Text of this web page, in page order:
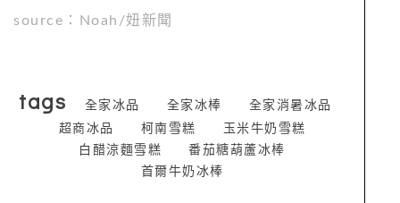
source：Noah/妞新聞
tags 全家冰品 全家冰棒
全家消暑冰品
超商冰品
柯南雪糕
玉米牛奶雪糕
白醋涼麵雪糕
番茄糖葫蘆冰棒
首爾牛奶冰棒